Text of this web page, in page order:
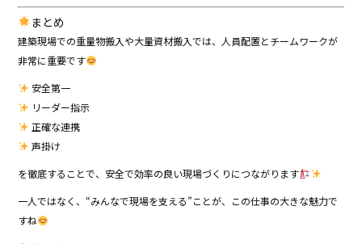
まとめ
建築現場での重量物搬入や大量資材搬入では、人員配置とチームワークが
非常に重要です
安全第一
リーダー指示
正確な連携
声掛け
を徹底することで、安全で効率の良い現場づくりにつながります
一人ではなく、“みんなで現場を支える”ことが、この仕事の大きな魅力で
すね